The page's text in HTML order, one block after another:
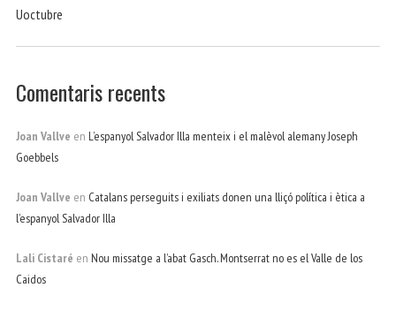
Uoctubre
Comentaris recents
Joan Vallve en L’espanyol Salvador Illa menteix i el malèvol alemany Joseph
Goebbels
Joan Vallve en Catalans perseguits i exiliats donen una lliçó política i ètica a
l’espanyol Salvador Illa
Lali Cistaré en Nou missatge a l’abat Gasch. Montserrat no es el Valle de los
Caidos